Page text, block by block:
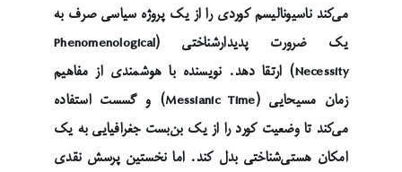
می‌کند ناسیونالیسم کوردی را از یک پروژه سیاسی صرف به
یک ضرورت پدیدارشناختی (Phenomenological
Necessity) ارتقا دهد. نویسنده با هوشمندی از مفاهیم
زمان مسیحایی (Messianic Time) و گسست استفاده
می‌کند تا وضعیت کورد را از یک بن‌بست جغرافیایی به یک
امکان هستی‌شناختی بدل کند. اما نخستین پرسش نقدی